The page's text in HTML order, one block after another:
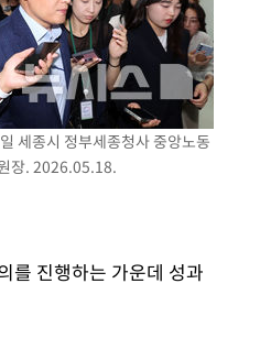
세종시 정부세종청사 중앙노동
장. 2026.05.18.
를 진행하는 가운데 성과